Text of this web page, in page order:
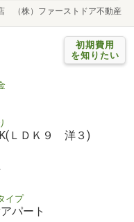
（株）ファーストドア不動産
初期費用
を知りたい
ＬＤＫ９ 洋３)
イプ
パート